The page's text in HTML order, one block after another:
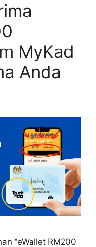
MyKad
Anda
“eWallet RM200